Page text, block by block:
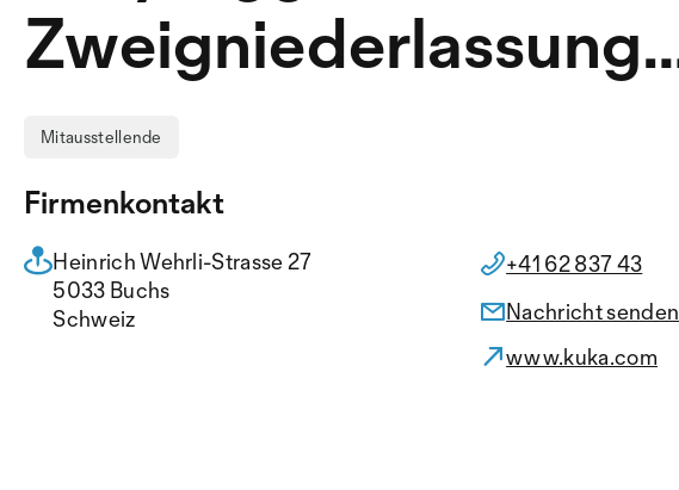
Zweigniederlassung
Buchs
Mitausstellende
Firmenkontakt
Heinrich Wehrli-Strasse 27
5033 Buchs
Schweiz
+41 62 837 43
Nachricht senden
www.kuka.com